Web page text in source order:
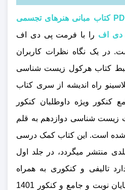
دانلود PDF کتاب مبانی هنرهای تجسمی
دی اف را با فرمت پی دی اف
در یک نگاه نظرات کاربران
کتاب هرکول زیست شناسی
راه اندیشه از سری کتاب
ویژه داوطلبان کنکور
زیست شناسی دوازدهم به قلم
شده است. این کتاب کمک درسی
منتشر میگردد، در جلد اول
استاندارد تالیفی و کنکوری به همراه
آزمون های میان نوبت و پایان نوبت و جامع و کنکور 1401